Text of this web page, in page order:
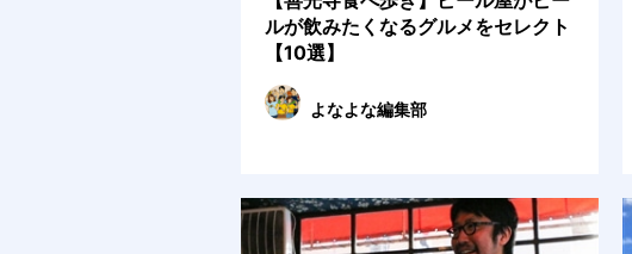
ルが飲みたくなるグルメをセレクト
【10選】
よなよな編集部